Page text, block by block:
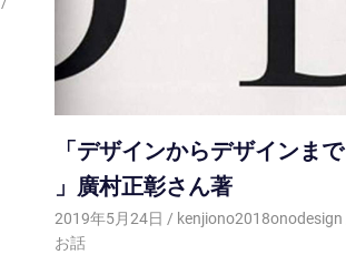
「デザインからデザインまで
」廣村正彰さん著
2019年5月24日
kenjiono2018onodesign
お話